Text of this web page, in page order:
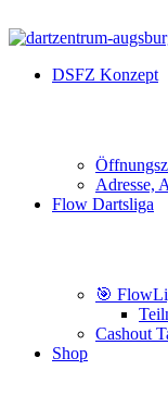
DSFZ Konzept
Adresse,
Flow Dartsliga
🎯
Cashout
Shop